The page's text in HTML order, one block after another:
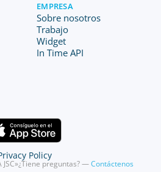
EMPRESA
Sobre nosotros
Trabajo
Widget
In Time API
¿Tiene preguntas? —Contáctenos
Policy